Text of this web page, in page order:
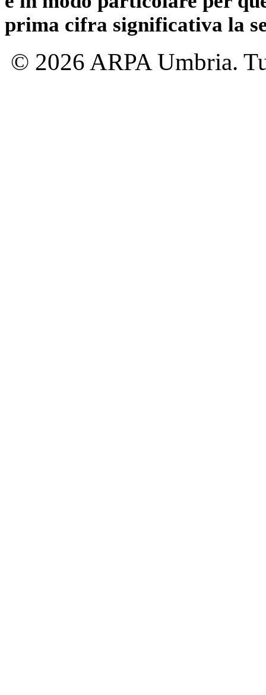
prima cifra significativa la
© 2026 ARPA Umbria.